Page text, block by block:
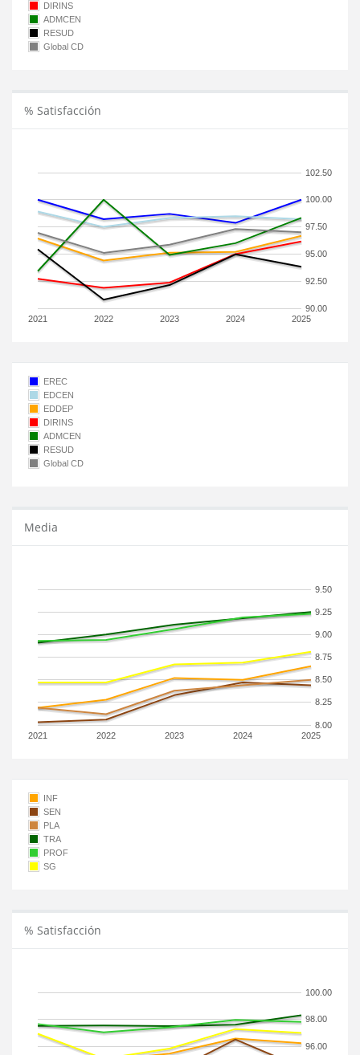
DIRINS
ADMCEN
RESUD
Global CD
% Satisfacción
2021 2022 2023 2024 2025
90.00
92.50
95.00
97.50
100.00
102.50
EREC
EDCEN
EDDEP
DIRINS
ADMCEN
RESUD
Global CD
Media
2021 2022 2023 2024 2025
8.00
8.25
8.50
8.75
9.00
9.25
9.50
INF
SEN
PLA
TRA
PROF
SG
% Satisfacción
96.00
98.00
100.00